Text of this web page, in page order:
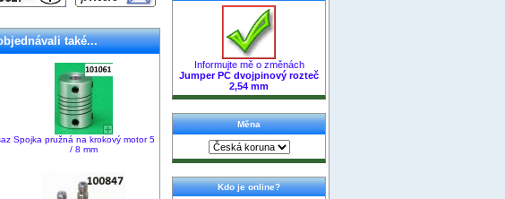
také...
Spojka pružná na krokový motor 5
/ 8 mm
Informujte mě o změnách
Jumper PC dvojpinový rozteč
2,54 mm
Měna
Kdo je online?